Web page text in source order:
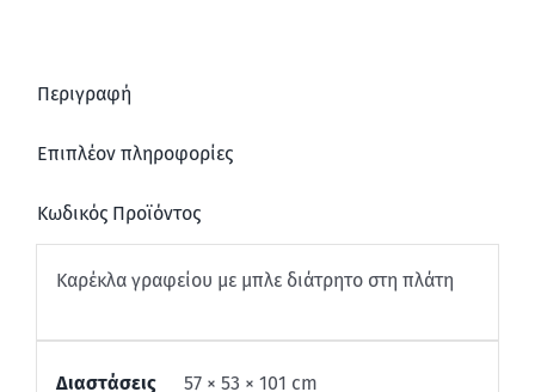
Περιγραφή
Επιπλέον πληροφορίες
Κωδικός Προϊόντος
Καρέκλα γραφείου με μπλε διάτρητο στη πλάτη
Διαστάσεις
57 × 53 × 101 cm